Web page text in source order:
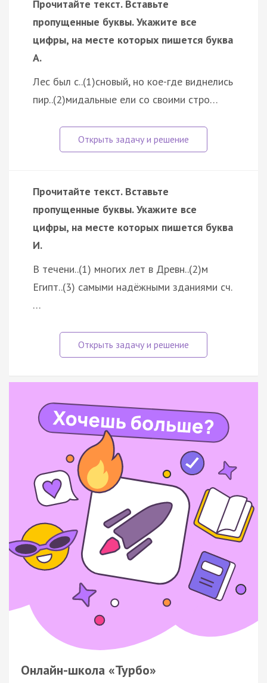
Прочитайте текст. Вставьте
пропущенные буквы. Укажите все
цифры, на месте которых пишется буква
А.
Лес был с..(1)сновый, но кое-где виднелись
пир..(2)мидальные ели со своими стро…
Прочитайте текст. Вставьте
пропущенные буквы. Укажите все
цифры, на месте которых пишется буква
И.
В течени..(1) многих лет в Древн..(2)м
Египт..(3) самыми надёжными зданиями сч.
…
Онлайн-школа «Турбо»